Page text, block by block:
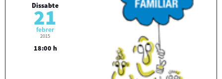
Dissabte
21
febrer
2015
18:00 h